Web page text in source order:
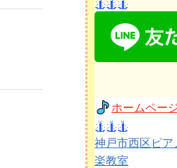
ホームペー
神戸市西区ピ
楽教室